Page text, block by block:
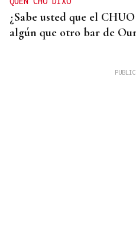
¿Sabe usted que el
algún que otro bar de